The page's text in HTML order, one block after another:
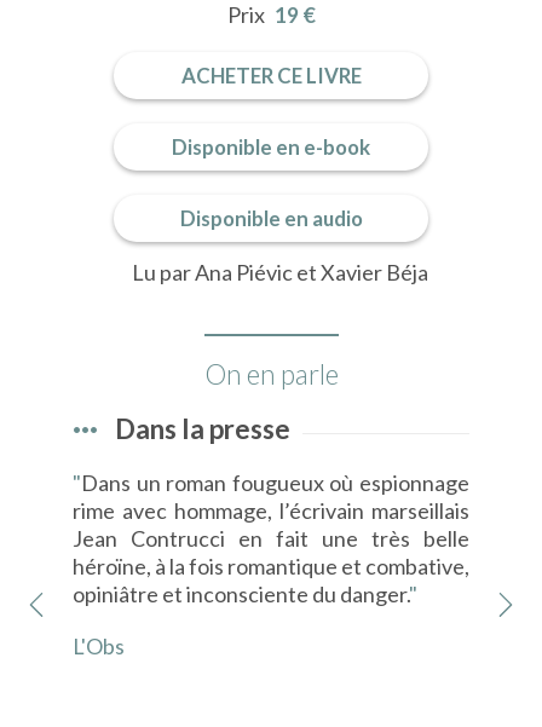
Prix 19 €
ACHETER CE LIVRE
Disponible en e-book
Disponible en audio
Lu par Ana Piévic et Xavier Béja
On en parle
Dans la presse
"Dans un roman fougueux où espionnage
rime avec hommage, l’écrivain marseillais
Jean Contrucci en fait une très belle
héroïne, à la fois romantique et combative,
opiniâtre et inconsciente du danger."
L'Obs